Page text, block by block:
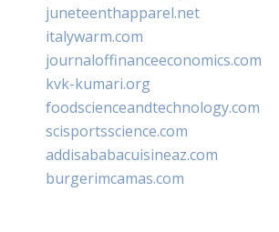
juneteenthapparel.net
italywarm.com
journaloffinanceeconomics.com
kvk-kumari.org
foodscienceandtechnology.com
scisportsscience.com
addisababacuisineaz.com
burgerimcamas.com